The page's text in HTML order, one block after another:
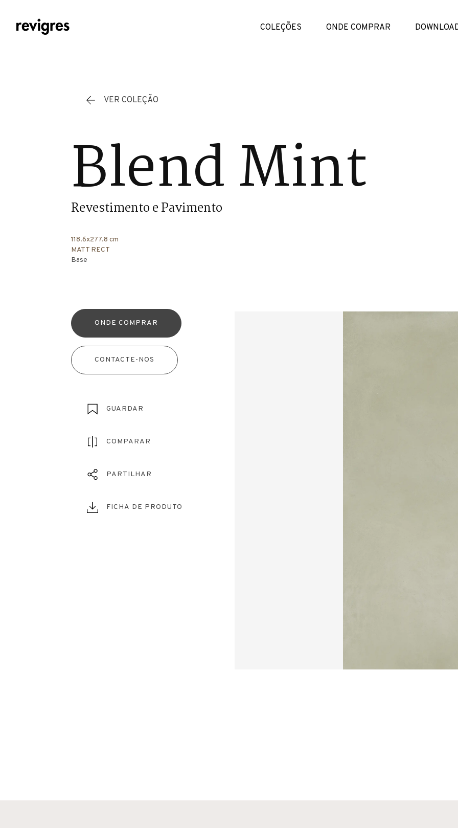
COLEÇÕES ONDE COMPRAR
VER COLEÇÃO
Blend Mint
Revestimento e Pavimento
118.6x277.8 cm
MATT RECT
Base
ONDE COMPRAR
CONTACTE-NOS
GUARDAR
COMPARAR
PARTILHAR
FICHA DE PRODUTO